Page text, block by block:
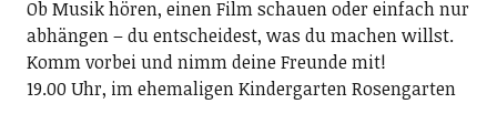
Ob Musik hören, einen Film schauen oder einfach nur
abhängen – du entscheidest, was du machen willst.
Komm vorbei und nimm deine Freunde mit!
19.00 Uhr, im ehemaligen Kindergarten Rosengarten